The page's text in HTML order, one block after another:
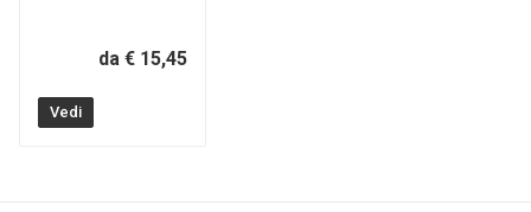
da € 15,45
Vedi